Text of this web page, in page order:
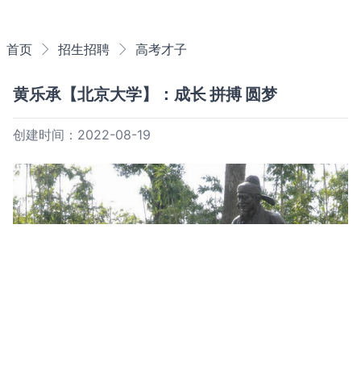
首页 招生招聘 高考才子
黄乐承【北京大学】：成长 拼搏 圆梦
创建时间：2022-08-19